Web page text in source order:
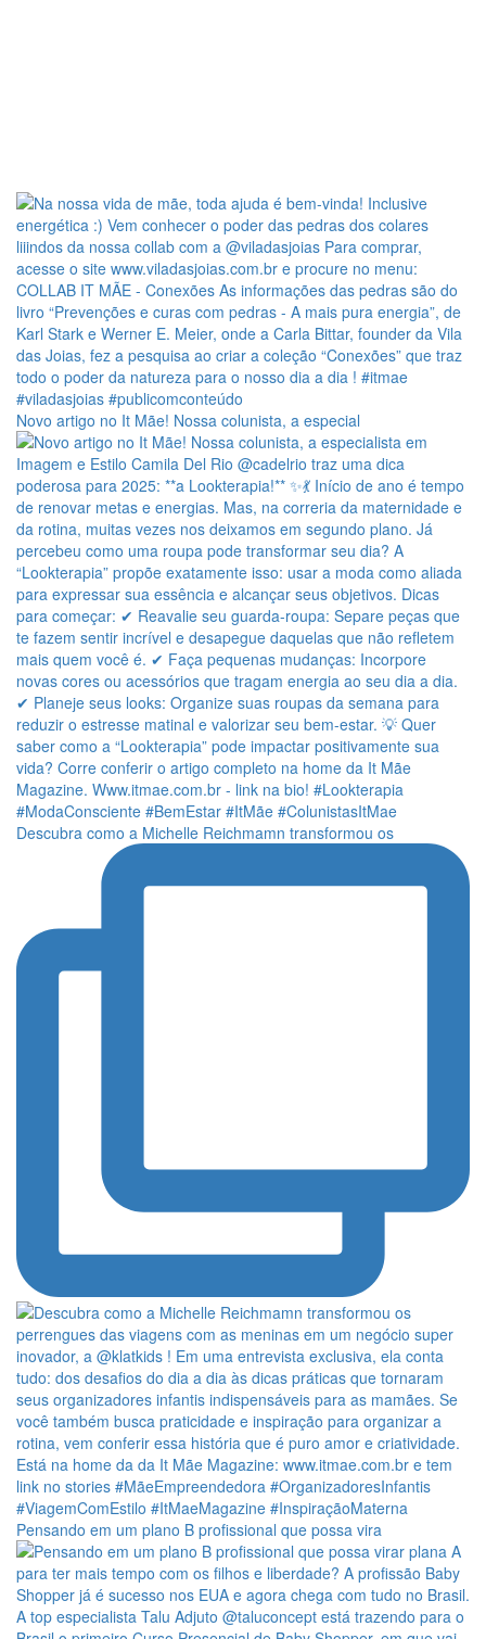
Novo artigo no It Mãe! Nossa colunista, a especial
Descubra como a Michelle Reichmamn transformou os
Pensando em um plano B profissional que possa vira